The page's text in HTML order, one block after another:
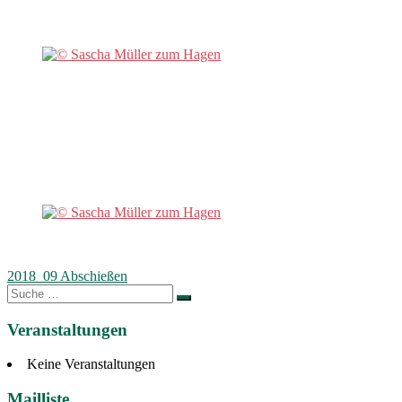
Beitragsnavigation
2018_09 Abschießen
Suche
nach:
Veranstaltungen
Keine Veranstaltungen